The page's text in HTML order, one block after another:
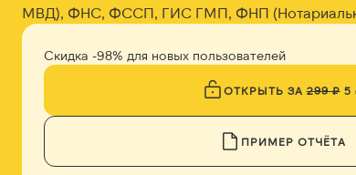
МВД), ФНС, ФССП, ГИС ГМП, ФНП
Скидка -98% для новых пользователей
ОТКРЫТЬ ЗА299 ₽5
ПРИМЕР ОТЧЁТА